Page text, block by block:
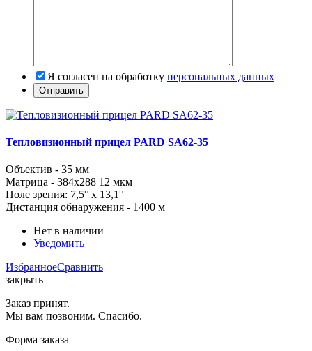
Я согласен на обработку персональных данных
Тепловизионный прицел PARD SA62-35
Объектив - 35 мм
Матрица - 384x288 12 мкм
Поле зрения: 7,5° x 13,1°
Дистанция обнаружения - 1400 м
Нет в наличии
Уведомить
ИзбранноеСравнить
закрыть
Заказ принят.
Мы вам позвоним. Спасибо.
Форма заказа